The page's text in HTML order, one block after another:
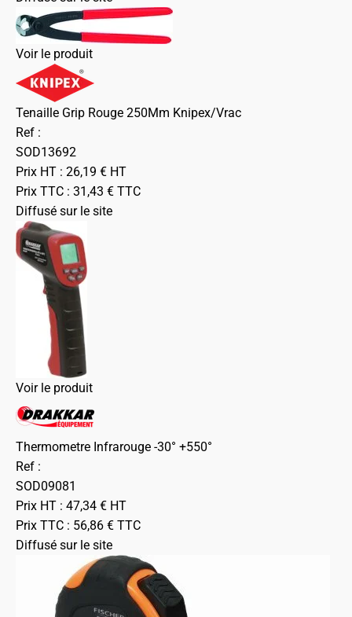
Voir le produit
Tenaille Grip Rouge 250Mm Knipex/Vrac
Ref :
SOD13692
Prix HT : 26,19 € HT
Prix TTC : 31,43 € TTC
Diffusé sur le site
Voir le produit
Thermometre Infrarouge -30° +550°
Ref :
SOD09081
Prix HT : 47,34 € HT
Prix TTC : 56,86 € TTC
Diffusé sur le site